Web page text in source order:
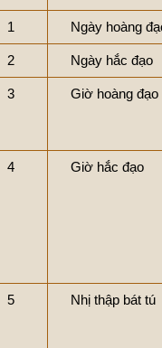
1 Ngày hoàng
2 Ngày hắc đạo
3 Giờ hoàng đạo
4 Giờ hắc đạo
5 Nhị thập bát tú